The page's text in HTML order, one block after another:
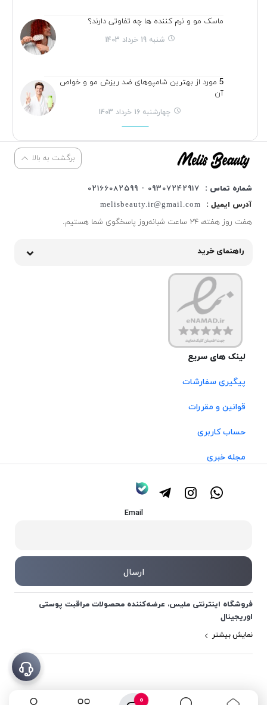
ماسک مو و نرم کننده ها چه تفاوتی دارند؟
شنبه 19 خرداد 1403
5 مورد از بهترین شامپوهای ضد ریزش مو و خواص
آن
چهارشنبه 16 خرداد 1403
0
برگشت به بالا
شماره تماس :
09307242917 - 02166082599
آدرس ایمیل :
melisbeauty.ir@gmail.com
هفت روز هفته، ۲۴ ساعت شبانه‌روز پاسخگوی شما هستیم.
راهنمای خرید
لینک های سریع
پیگیری سفارشات
قوانین و مقررات
حساب کاربری
مجله خبری
Email
فروشگاه اینترنتی ملیس، عرضه‌کننده محصولات مراقبت پوستی
اوریجینال
نمایش بیشتر